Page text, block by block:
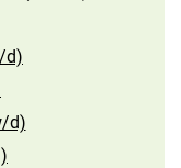
d)
d)